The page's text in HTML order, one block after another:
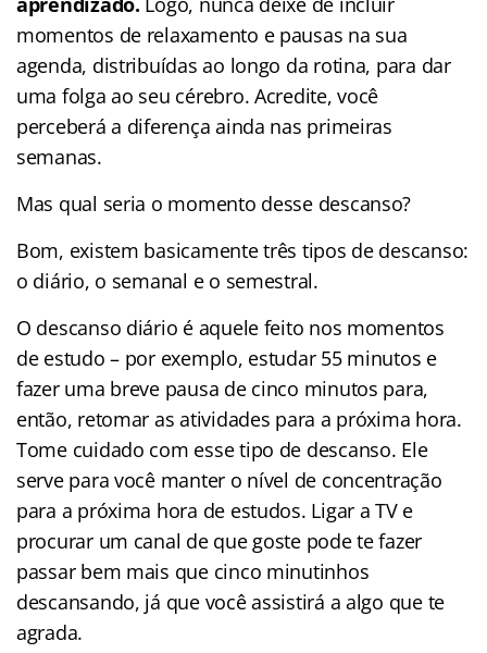
momentos de relaxamento e pausas na sua
agenda, distribuídas ao longo da rotina, para dar
uma folga ao seu cérebro. Acredite, você
perceberá a diferença ainda nas primeiras
semanas.
Mas qual seria o momento desse descanso?
Bom, existem basicamente três tipos de descanso:
o diário, o semanal e o semestral.
O descanso diário é aquele feito nos momentos
de estudo – por exemplo, estudar 55 minutos e
fazer uma breve pausa de cinco minutos para,
então, retomar as atividades para a próxima hora.
Tome cuidado com esse tipo de descanso. Ele
serve para você manter o nível de concentração
para a próxima hora de estudos. Ligar a TV e
procurar um canal de que goste pode te fazer
passar bem mais que cinco minutinhos
descansando, já que você assistirá a algo que te
agrada.